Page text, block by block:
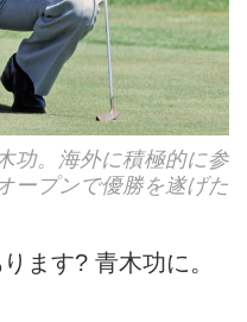
功。海外に積極的に参
ープンで優勝を遂げた
ます? 青木功に。